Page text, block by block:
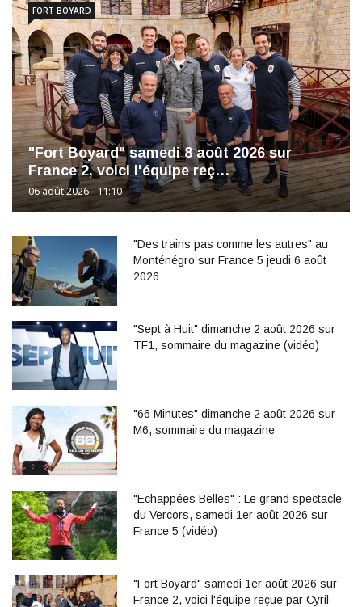
"Fort Boyard" samedi 8 août 2026 sur
France 2, voici l'équipe reç…
06 août 2026 - 11:10
FORT BOYARD
"Des trains pas comme les autres" au
Monténégro sur France 5 jeudi 6 août
2026
"Sept à Huit" dimanche 2 août 2026 sur
TF1, sommaire du magazine (vidéo)
"66 Minutes" dimanche 2 août 2026 sur
M6, sommaire du magazine
"Echappées Belles" : Le grand spectacle
du Vercors, samedi 1er août 2026 sur
France 5 (vidéo)
"Fort Boyard" samedi 1er août 2026 sur
France 2, voici l'équipe reçue par Cyril